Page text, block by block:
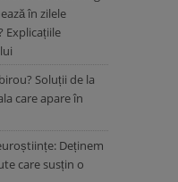
în zilele
Explicațiile
Soluții de la
care apare în
Deținem
care susțin o